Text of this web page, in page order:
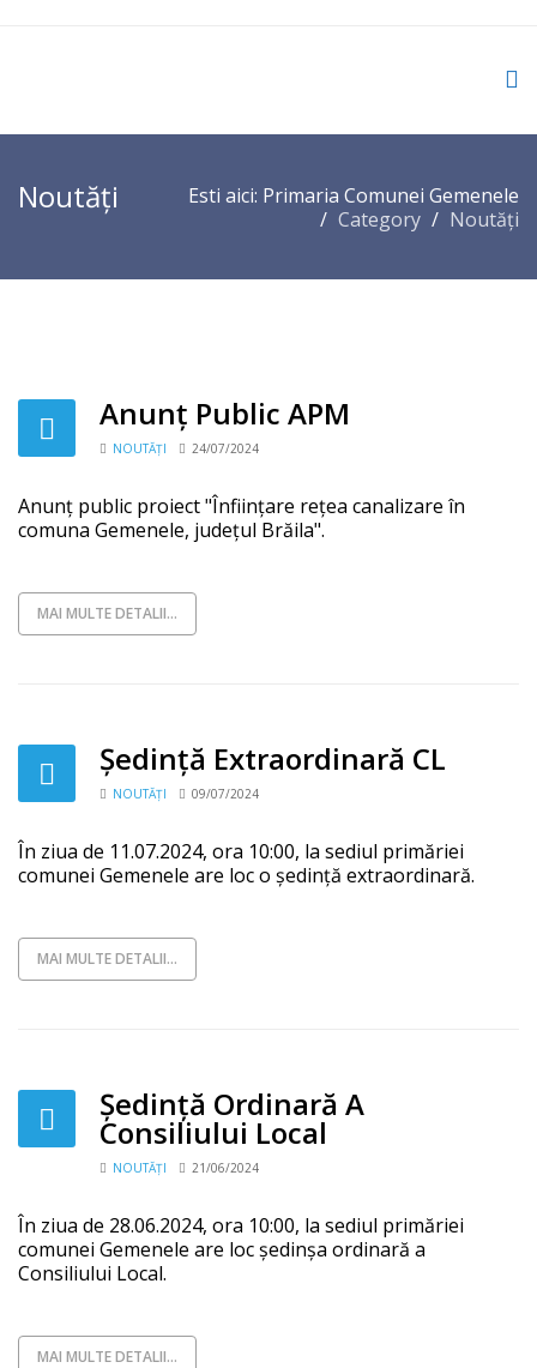
Noutăți Esti aici: Primaria Comunei Gemenele
Category
Noutăți
Anunț Public APM
NOUTĂȚI 24/07/2024
Anunț public proiect "Înființare rețea canalizare în
comuna Gemenele, județul Brăila".
MAI MULTE DETALII...
Ședință Extraordinară CL
NOUTĂȚI 09/07/2024
În ziua de 11.07.2024, ora 10:00, la sediul primăriei
comunei Gemenele are loc o ședință extraordinară.
MAI MULTE DETALII...
Ședință Ordinară A
Consiliului Local
NOUTĂȚI 21/06/2024
În ziua de 28.06.2024, ora 10:00, la sediul primăriei
comunei Gemenele are loc ședinșa ordinară a
Consiliului Local.
MAI MULTE DETALII...